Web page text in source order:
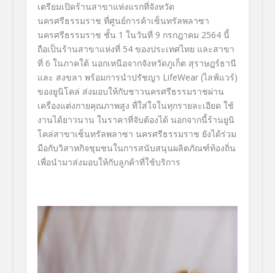
เตรียมเปิดร้านสาขาแห่งแรกที่จังหวัด
นครศรีธรรมราช ที่ศูนย์การค้าเซ็นทรัลพลาซา
นครศรีธรรมราช ชั้น 1 ในวันที่ 9 กรกฎาคม 2564 นี้
ถือเป็นร้านสาขาแห่งที่ 54 ของประเทศไทย และสาขา
ที่ 6 ในภาคใต้ นอกเหนือจากจังหวัดภูเก็ต สุราษฎร์ธานี
และ สงขลา พร้อมการนำปรัชญา LifeWear (ไลฟ์แวร์)
ของยูนิโคล่ ส่งมอบให้กับชาวนครศรีธรรมราชผ่าน
เครื่องแต่งกายคุณภาพสูง ทื่ใส่ใจในทุกรายละเอียด ใช้
งานได้ยาวนาน ในราคาที่จับต้องได้ นอกจากนี้ร้านยูนิ
โคล่สาขาเซ็นทรัลพลาซา นครศรีธรรมราช ยังได้ร่วม
มือกับวิสาหกิจชุมชนในการสนับสนุนผลิตภัณฑ์ท้องถิ่น
เพื่อนำมาส่งมอบให้กับลูกค้าที่ใช้บริการ